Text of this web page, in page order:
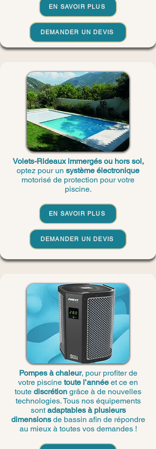
EN SAVOIR PLUS
DEMANDER UN DEVIS
Volets-Rideaux immergés ou hors sol,
optez pour un système électronique
motorisé de protection pour votre
piscine.
EN SAVOIR PLUS
DEMANDER UN DEVIS
Pompes à chaleur, pour profiter de
votre piscine toute l’année et ce en
toute discrétion grâce à de nouvelles
technologies. Tous nos équipements
sontadaptables à plusieurs
dimensionsde bassin afin de répondre
au mieux à toutes vos demandes !